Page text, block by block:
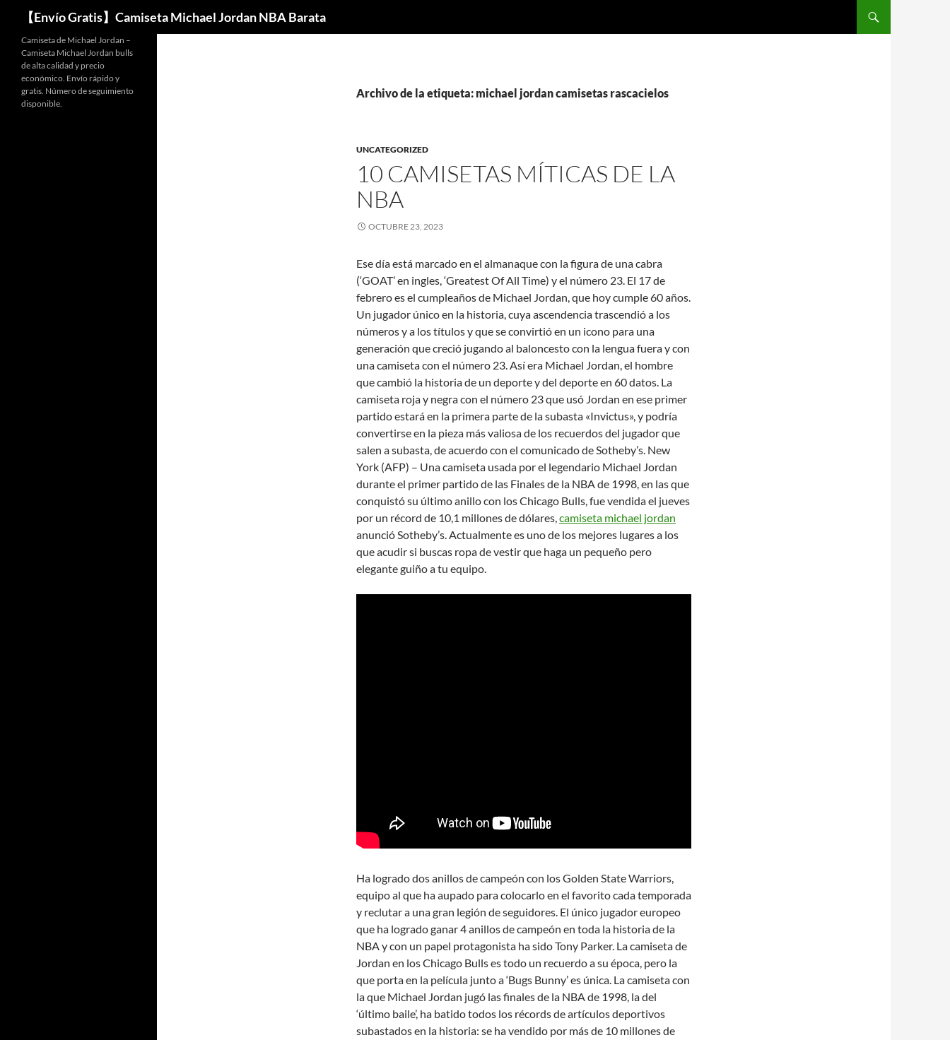
【Envío Gratis】Camiseta Michael Jordan NBA Barata
Buscar
Archivo de la etiqueta: michael jordan camisetas rascacielos
UNCATEGORIZED
10 CAMISETAS MÍTICAS DE LA
NBA
OCTUBRE 23, 2023
Ese día está marcado en el almanaque con la figura de una cabra
(‘GOAT’ en ingles, ‘Greatest Of All Time) y el número 23. El 17 de
febrero es el cumpleaños de Michael Jordan, que hoy cumple 60 años.
Un jugador único en la historia, cuya ascendencia trascendió a los
números y a los títulos y que se convirtió en un icono para una
generación que creció jugando al baloncesto con la lengua fuera y con
una camiseta con el número 23. Así era Michael Jordan, el hombre
que cambió la historia de un deporte y del deporte en 60 datos. La
camiseta roja y negra con el número 23 que usó Jordan en ese primer
partido estará en la primera parte de la subasta «Invictus», y podría
convertirse en la pieza más valiosa de los recuerdos del jugador que
salen a subasta, de acuerdo con el comunicado de Sotheby’s. New
York (AFP) – Una camiseta usada por el legendario Michael Jordan
durante el primer partido de las Finales de la NBA de 1998, en las que
conquistó su último anillo con los Chicago Bulls, fue vendida el jueves
por un récord de 10,1 millones de dólares,camiseta michael jordan
anunció Sotheby’s. Actualmente es uno de los mejores lugares a los
que acudir si buscas ropa de vestir que haga un pequeño pero
elegante guiño a tu equipo.
Ha logrado dos anillos de campeón con los Golden State Warriors,
equipo al que ha aupado para colocarlo en el favorito cada temporada
y reclutar a una gran legión de seguidores. El único jugador europeo
que ha logrado ganar 4 anillos de campeón en toda la historia de la
NBA y con un papel protagonista ha sido Tony Parker. La camiseta de
Jordan en los Chicago Bulls es todo un recuerdo a su época, pero la
que porta en la película junto a ‘Bugs Bunny’ es única. La camiseta con
la que Michael Jordan jugó las finales de la NBA de 1998, la del
‘último baile’, ha batido todos los récords de artículos deportivos
subastados en la historia: se ha vendido por más de 10 millones de
Camiseta de Michael Jordan –
Camiseta Michael Jordan bulls
de alta calidad y precio
económico. Envío rápido y
gratis. Número de seguimiento
disponible.